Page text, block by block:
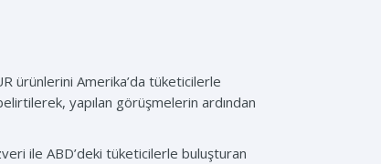
ürünlerini Amerika’da tüketicilerle
yapılan görüşmelerin ardından
ile ABD’deki tüketicilerle buluşturan